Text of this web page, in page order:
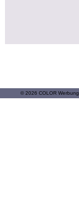
© 2026 COLOR Werbung